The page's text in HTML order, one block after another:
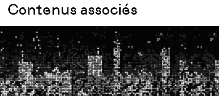
Contenus associés